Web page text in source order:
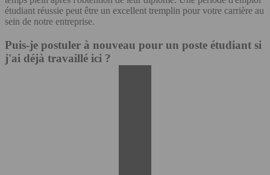
étudiant réussie peut être un excellent tremplin pour votre carrière au
sein de notre entreprise.
Puis-je postuler à nouveau pour un poste étudiant si
j'ai déjà travaillé ici ?